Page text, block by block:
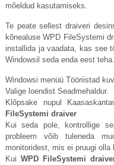
mõeldud kasutamiseks.
Te peate sellest draiveri
kõnealuse WPD FileSystemi
installida ja vaadata, kas see
Windowsil seda enda eest
Windowsi menüü Tööriistad
Valige loendist Seadmehaldur.
Klõpsake nupul
FileSystemi draiver
Kui seda pole, kontrollige
probleem võib tuleneda
monitoridest, mis ei pruugi
Kui WPD FileSystemi